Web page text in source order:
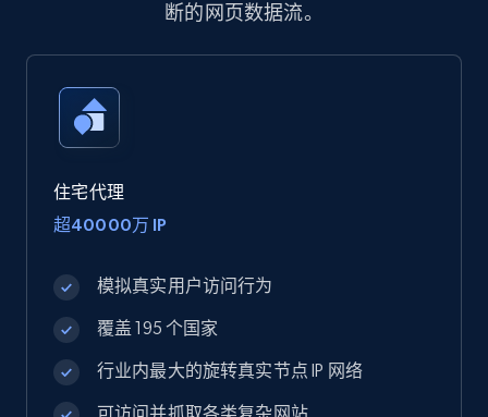
断的网页数据流。
住宅代理
超40000万 IP
模拟真实用户访问行为
覆盖 195 个国家
行业内最大的旋转真实节点 IP 网络